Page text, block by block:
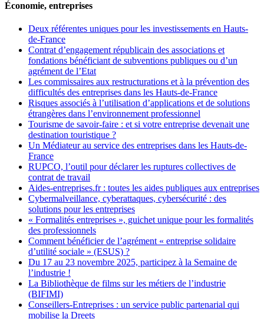
Économie, entreprises
Deux référentes uniques pour les investissements en Hauts-
de-France
Contrat d’engagement républicain des associations et
fondations bénéficiant de subventions publiques ou d’un
agrément de l’Etat
Les commissaires aux restructurations et à la prévention des
difficultés des entreprises dans les Hauts-de-France
Risques associés à l’utilisation d’applications et de solutions
étrangères dans l’environnement professionnel
Tourisme de savoir-faire : et si votre entreprise devenait une
destination touristique ?
Un Médiateur au service des entreprises dans les Hauts-de-
France
RUPCO, l’outil pour déclarer les ruptures collectives de
contrat de travail
Aides-entreprises.fr : toutes les aides publiques aux entreprises
Cybermalveillance, cyberattaques, cybersécurité : des
solutions pour les entreprises
« Formalités entreprises », guichet unique pour les formalités
des professionnels
Comment bénéficier de l’agrément « entreprise solidaire
d’utilité sociale » (ESUS) ?
Du 17 au 23 novembre 2025, participez à la Semaine de
l’industrie !
La Bibliothèque de films sur les métiers de l’industrie
(BIFIMI)
Conseillers-Entreprises : un service public partenarial qui
mobilise la Dreets